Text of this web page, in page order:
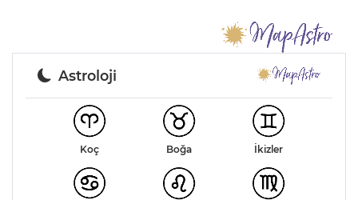
Astroloji
Koç Boğa İkizler